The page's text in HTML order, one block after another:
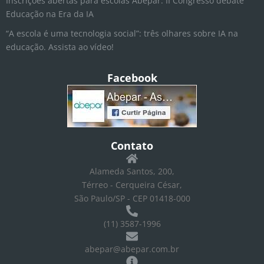
Educação na Era da IA
“A escola é uma tecnologia social”: três olhares sobre IA na
educação. Assista ao vídeo!
Facebook
Contato
Alameda Santos, 200,
Térreo - Cerqueira César,
São Paulo/SP - CEP 01418-000
(11) 3587-1996
abepar@abepar.com.br